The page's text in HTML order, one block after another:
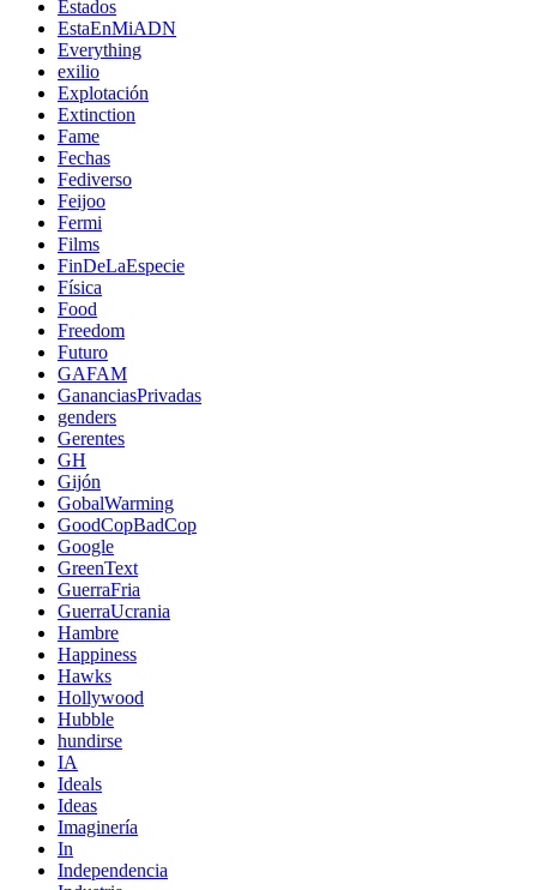
Estados
EstaEnMiADN
Everything
exilio
Explotación
Extinction
Fame
Fechas
Fediverso
Feijoo
Fermi
Films
FinDeLaEspecie
Física
Food
Freedom
Futuro
GAFAM
GananciasPrivadas
genders
Gerentes
GH
Gijón
GobalWarming
GoodCopBadCop
Google
GreenText
GuerraFria
GuerraUcrania
Hambre
Happiness
Hawks
Hollywood
Hubble
hundirse
IA
Ideals
Ideas
Imaginería
In
Independencia